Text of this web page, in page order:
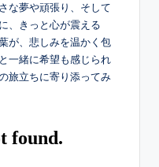
な夢や頑張り、そして
、きっと心が震える
が、悲しみを温かく包
一緒に希望も感じられ
旅立ちに寄り添ってみ